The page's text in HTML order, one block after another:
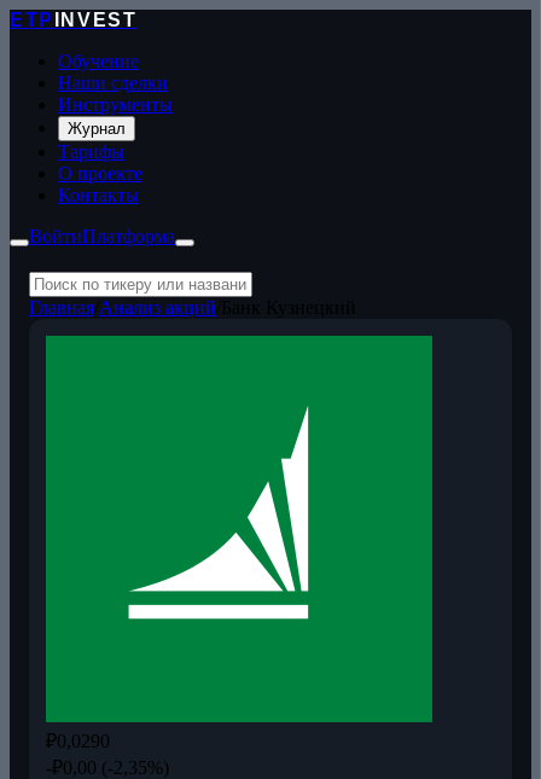
ETP
INVEST
Обучение
Наши сделки
Инструменты
Журнал
Тарифы
О проекте
Контакты
ВойтиПлатформа
Главная Анализ акций
₽0,0290
-₽0,00 (-2,35%)